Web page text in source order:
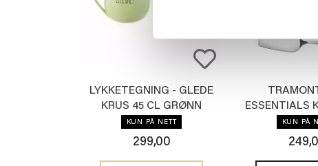
LYKKETEGNING - GLEDE
KRUS 45 CL GRØNN
KUN PÅ NETT
299,00
ESSENTIALS
S/7
KUN PÅ